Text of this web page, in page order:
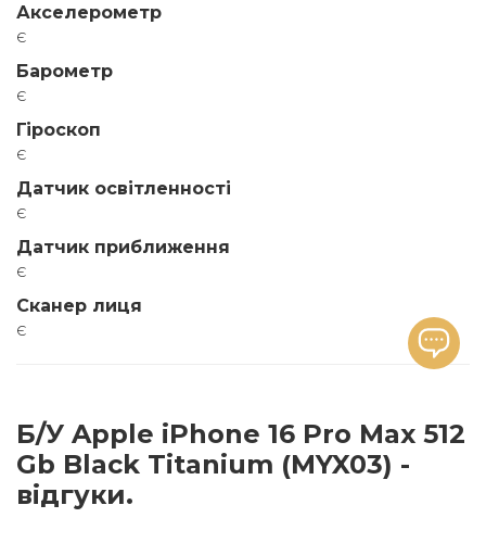
Акселерометр
є
Барометр
є
Гіроскоп
є
Датчик освітленності
є
Датчик приближення
є
Сканер лиця
є
Б/У Apple iPhone 16 Pro Max 512
Gb Black Titanium (MYX03) -
відгуки.